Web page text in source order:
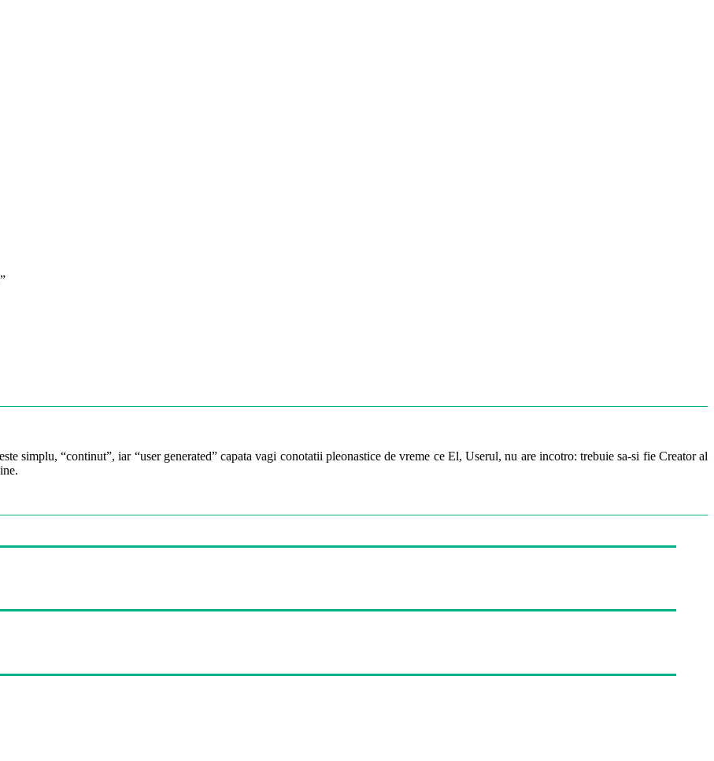
simplu, “continut”, iar “user generated” capata vagi conotatii pleonastice de vreme ce El, Userul, nu are incotro: trebuie sa-si fie Creator al